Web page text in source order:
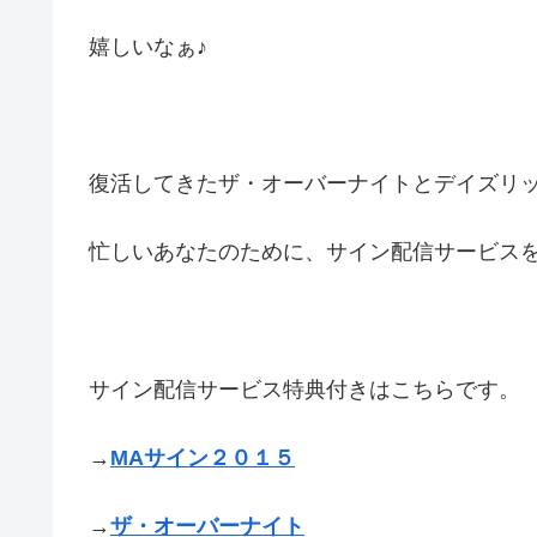
嬉しいなぁ♪
復活してきたザ・オーバーナイトとデイズリ
忙しいあなたのために、サイン配信サービス
サイン配信サービス特典付きはこちらです。
→ MAサイン２０１５
→ザ・オーバーナイト